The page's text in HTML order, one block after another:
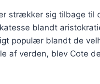
strækker sig tilbage til
blandt
populær blandt de
af verden, blev Cote